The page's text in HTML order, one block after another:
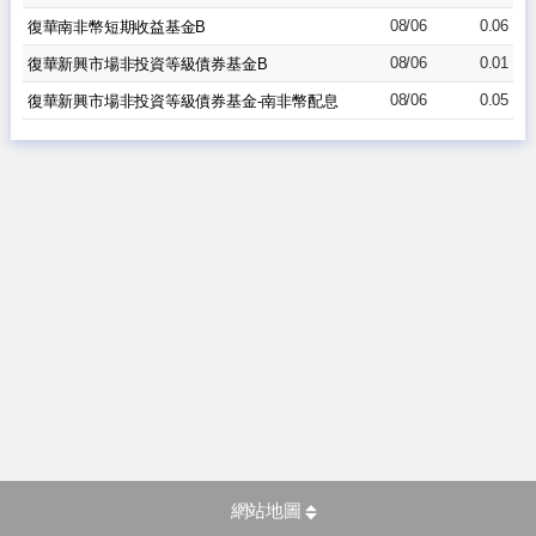
復華南非幣短期收益基金B 08/06 0.06
復華新興市場非投資等級債券基金B 08/06 0.01
復華新興市場非投資等級債券基金-南非幣配息 08/06 0.05
網站地圖